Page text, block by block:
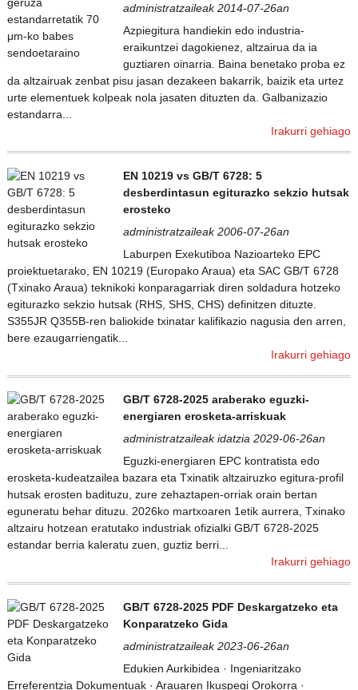
administratzaileak 2014-07-26an
Azpiegitura handiekin edo industria-
eraikuntzei dagokienez, altzairua da ia
guztiaren oinarria. Baina benetako proba ez
da altzairuak zenbat pisu jasan dezakeen bakarrik, baizik eta urtez
urte elementuek kolpeak nola jasaten dituzten da. Galbanizazio
estandarra...
Irakurri gehiago
EN 10219 vs GB/T 6728: 5
desberdintasun egiturazko sekzio hutsak
erosteko
administratzaileak 2006-07-26an
Laburpen Exekutiboa Nazioarteko EPC
proiektuetarako, EN 10219 (Europako Araua) eta SAC GB/T 6728
(Txinako Araua) teknikoki konparagarriak diren soldadura hotzeko
egiturazko sekzio hutsak (RHS, SHS, CHS) definitzen dituzte.
S355JR Q355B-ren baliokide txinatar kalifikazio nagusia den arren,
bere ezaugarriengatik...
Irakurri gehiago
GB/T 6728-2025 araberako eguzki-
energiaren erosketa-arriskuak
administratzaileak idatzia 2029-06-26an
Eguzki-energiaren EPC kontratista edo
erosketa-kudeatzailea bazara eta Txinatik altzairuzko egitura-profil
hutsak erosten badituzu, zure zehaztapen-orriak orain bertan
eguneratu behar dituzu. 2026ko martxoaren 1etik aurrera, Txinako
altzairu hotzean eratutako industriak ofizialki GB/T 6728-2025
estandar berria kaleratu zuen, guztiz berri...
Irakurri gehiago
GB/T 6728-2025 PDF Deskargatzeko eta
Konparatzeko Gida
administratzaileak 2023-06-26an
Edukien Aurkibidea · Ingeniaritzako
Erreferentzia Dokumentuak · Arauaren Ikuspegi Orokorra ·